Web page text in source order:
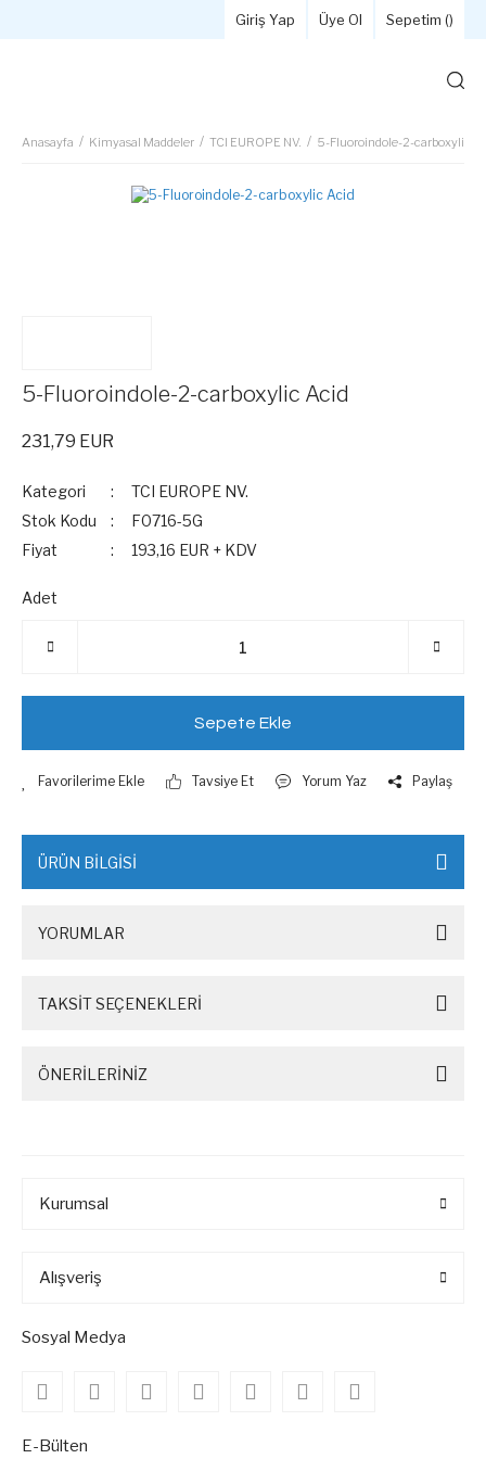
Giriş Yap Üye Ol Sepetim ()
Anasayfa Kimyasal Maddeler TCI EUROPE NV. 5-Fluoroindole-2-carboxylic
5-Fluoroindole-2-carboxylic Acid
231,79 EUR
Kategori
TCI EUROPE NV.
Stok Kodu
F0716-5G
Fiyat
193,16 EUR + KDV
Adet
Sepete Ekle
Tavsiye Et Yorum Yaz Paylaş
ÜRÜN BİLGİSİ
YORUMLAR
TAKSİT SEÇENEKLERİ
ÖNERİLERİNİZ
Kurumsal
Alışveriş
Sosyal Medya
E-Bülten